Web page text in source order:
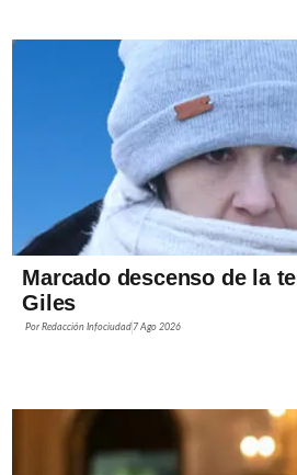
Marcado descenso de la
Giles
PorRedacción Infociudad 7 Ago 2026